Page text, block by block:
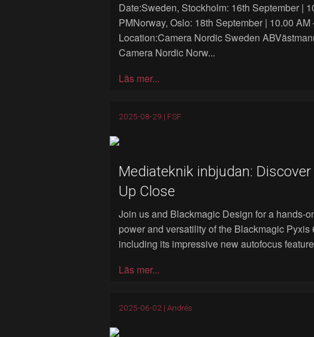
Date:Sweden, Stockholm: 16th September |
PMNorway, Oslo: 18th September | 10.00
Location:Camera Nordic Sweden
Camera Nordic Norw...
Läs mer...
2025-08-29 | FSF
Mediateknik inbjudan:
Up Close
Join us and Blackmagic Design for a hands-
power and versatility of the Blackmagic Pyxis
including its impressive new autofocus
Läs mer...
2025-06-02 | Andrés